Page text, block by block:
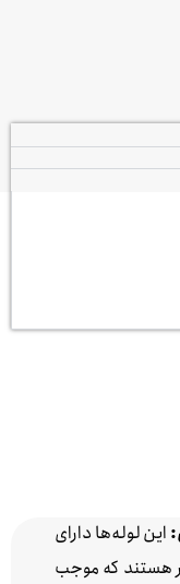
این لوله‌ها دارای
هستند که موجب